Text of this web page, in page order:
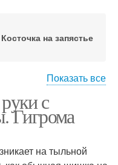
Косточка на запястье
Шишка на суставе
Показать все
с
Гигрома
на тыльной